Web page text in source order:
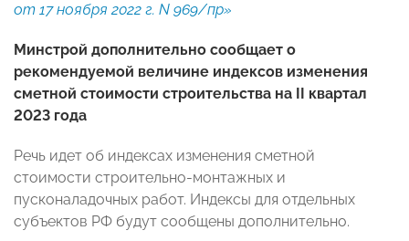
от 17 ноября 2022 г. N 969/пр»
Минстрой дополнительно сообщает о
рекомендуемой величине индексов изменения
сметной стоимости строительства на II квартал
2023 года
Речь идет об индексах изменения сметной
стоимости строительно-монтажных и
пусконаладочных работ. Индексы для отдельных
субъектов РФ будут сообщены дополнительно.